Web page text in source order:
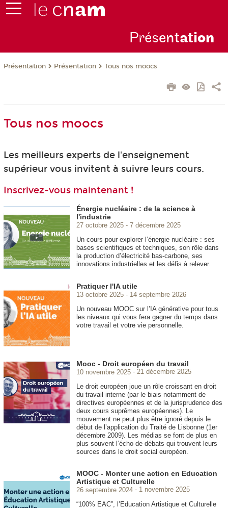
Présentation
Présentation Présentation Tous nos moocs
Tous nos moocs
Les meilleurs experts de l'enseignement
supérieur vous invitent à suivre leurs cours.
Inscrivez-vous maintenant !
Énergie nucléaire : de la science à
l'industrie
27 octobre 2025
7 décembre 2025
Un cours pour explorer l’énergie nucléaire : ses
bases scientifiques et techniques, son rôle dans
la production d’électricité bas-carbone, ses
innovations industrielles et les défis à relever.
Pratiquer l'IA utile
13 octobre 2025
14 septembre 2026
Un nouveau MOOC sur l’IA générative pour tous
les niveaux qui vous fera gagner du temps dans
votre travail et votre vie personnelle.
Mooc - Droit européen du travail
10 novembre 2025
21 décembre 2025
Le droit européen joue un rôle croissant en droit
du travail interne (par le biais notamment de
directives européennes et de la jurisprudence des
deux cours suprêmes européennes). Le
mouvement ne peut plus être ignoré depuis le
début de l’application du Traité de Lisbonne (1er
décembre 2009). Les médias se font de plus en
plus souvent l’écho de débats qui trouvent leurs
sources dans le droit social européen.
MOOC - Monter une action en Education
Artistique et Culturelle
26 septembre 2024
1 novembre 2025
“100% EAC”, l’Education Artistique et Culturelle